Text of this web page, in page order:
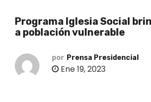
Programa Iglesia Social
a población vulnerable
por Prensa Presidencial
Ene 19, 2023